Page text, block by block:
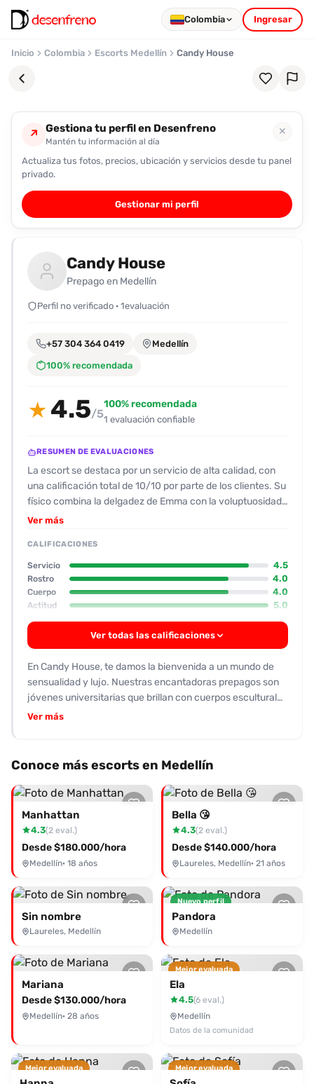
Colombia Ingresar
Inicio Colombia Escorts Medellín Candy House
Favoritos
Pronto
podrás
registrarte
guardar
favoritas
para
fácilmente.
↗ Gestiona tu perfil en Desenfreno
Mantén tu información al día
✕
Actualiza tus fotos, precios, ubicación y servicios desde tu panel
privado.
Gestionar mi perfil
Candy House
Prepago en Medellín
Perfil no verificado · 1evaluación
+57 304 364 0419 Medellín
100% recomendada
★ 4.5/5
100% recomendada
1 evaluación confiable
RESUMEN DE EVALUACIONES
La escort se destaca por un servicio de alta calidad, con
una calificación total de 10/10 por parte de los clientes. Su
físico combina la delgadez de Emma con la voluptuosidad
de Angy, ambas con rostros hermosos y una presencia
proactiva y complaciente; se muestran eróticas y
versátiles, invitando al cliente a experimentar sin reservas.
El ambiente en Candy House se describe como limpio y
agradable, lo que contribuye a una experiencia cómoda y
libre de distracciones. En cuanto a los servicios, la escort
ofrece trios con show lésbico, oral intenso, posiciones
variadas y un juego de besos apasionados, lo que resulta
se reportan debilidades; la entrega y la habilidad sexual
son constantes. Un patrón recurrente es la combinación
de distintas “worlds” corporales que intensifican el placer,
lo que hace que los clientes vuelvan a solicitar el servicio.
sin compromisos negativos.
Ver más
CALIFICACIONES
Servicio 4.5
Rostro 4.0
Cuerpo 4.0
Actitud 5.0
Ver todas las calificaciones
En Candy House, te damos la bienvenida a un mundo de
sensualidad y lujo. Nuestras encantadoras prepagos son
jóvenes universitarias que brillan con cuerpos esculturales
y rostros angelicales. Ofrecemos un trato de novios
clientes destacan la elegancia y la educación de nuestras
huella. Disfruta de presentaciones en lencería y tacones,
todo en un ambiente dulce y acogedor. Sin limitaciones y
con un enfoque en tu placer, ven a vivir la experiencia
única que Candy House tiene para ofrecerte. ¡No esperes
más y contacta con nosotros hoy mismo!
Ver más
Conoce más escorts en Medellín
Manhattan
4.3(2 eval.)
Desde $180.000/hora
Medellín· 18 años
Bella 😘
4.3(2 eval.)
Desde $140.000/hora
Laureles, Medellín· 21 años
Sin nombre
Laureles, Medellín
Nuevo perfil
Pandora
Medellín
Mariana
Desde $130.000/hora
Medellín· 28 años
Mejor evaluada
Ela
4.5(6 eval.)
Medellín
Datos de la comunidad
Mejor evaluada Mejor evaluada